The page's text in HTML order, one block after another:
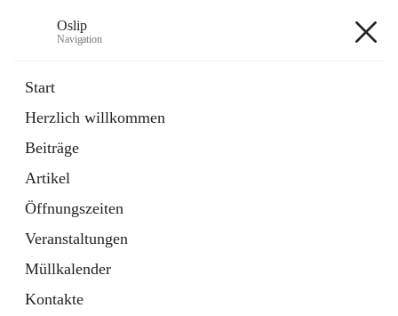
Oslip
Navigation
Start
Herzlich willkommen
Beiträge
Artikel
Öffnungszeiten
Veranstaltungen
Müllkalender
Kontakte
Externe Webseite
in
Tab
Bundeskanzleramt Österreich
Externe Webseite
öffnet
in
neuem
Tab